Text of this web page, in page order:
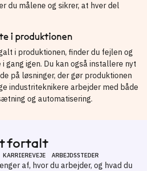
du målene og sikrer, at hver del
i produktionen
i produktionen, finder du fejlen og
gang igen. Du kan også installere nyt
på løsninger, der gør produktionen
industriteknikere arbejder med både
og automatisering.
fortalt
KARRIEREVEJE ARBEJDSSTEDER
af, hvor du arbejder, og hvad du